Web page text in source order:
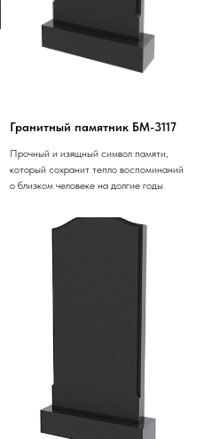
Гранитный памятник БМ-3117
Прочный и изящный символ памяти,
который сохранит тепло воспоминаний
о близком человеке на долгие годы